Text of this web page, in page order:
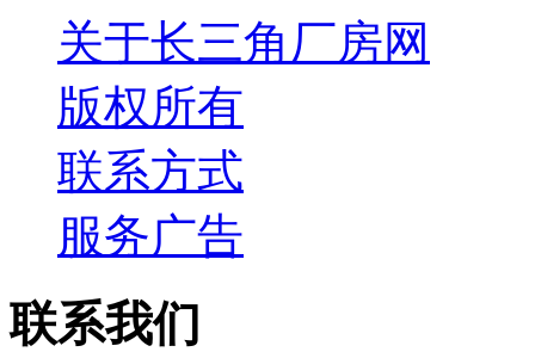
关于长三角厂房网
版权所有
联系方式
服务广告
联系我们